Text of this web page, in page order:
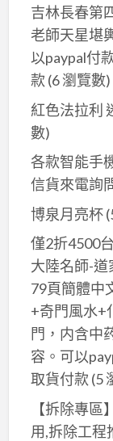
吉林長春第
老師天星堪
以paypal付
款 (6 瀏覽數)
紅色法拉利
數)
各款智能手
信貨來電詢
博泉月亮杯
僅2折4500
大陸名師-
79頁簡體中
+奇門風水+
門，内含中
容。可以
取貨付款 (5
【拆除專
用,拆除工程